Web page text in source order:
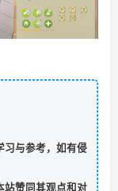
习与参考，如有侵
站赞同其观点和对